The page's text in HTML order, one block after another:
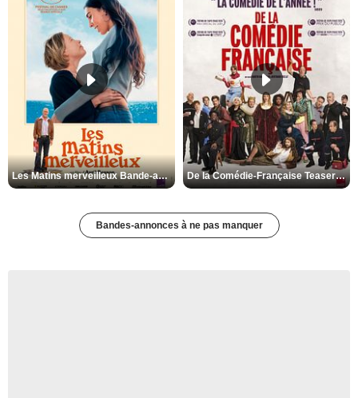
Les Matins merveilleux Bande-annonce VF De la Comédie-Française Teaser VF
Bandes-annonces à ne pas manquer